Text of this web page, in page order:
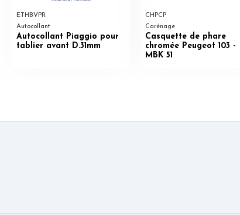
ETHBVPR
Autocollant
Autocollant Piaggio pour
tablier avant D.31mm
CHPCP
Carénage
Casquette de phare
chromée Peugeot 103 -
MBK 51